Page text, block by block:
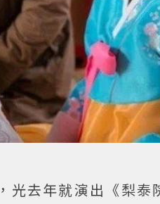
去年就演出《梨泰